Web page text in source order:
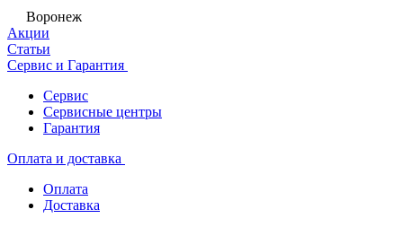
Воронеж
Акции
Статьи
Сервис и Гарантия
Сервис
Сервисные центры
Гарантия
Оплата и доставка
Оплата
Доставка